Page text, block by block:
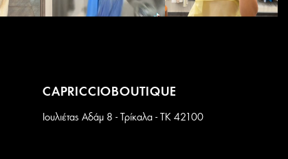
CAPRICCIOBOUTIQUE
Ιουλιέτας Αδάμ 8 - Τρίκαλα - ΤΚ 42100